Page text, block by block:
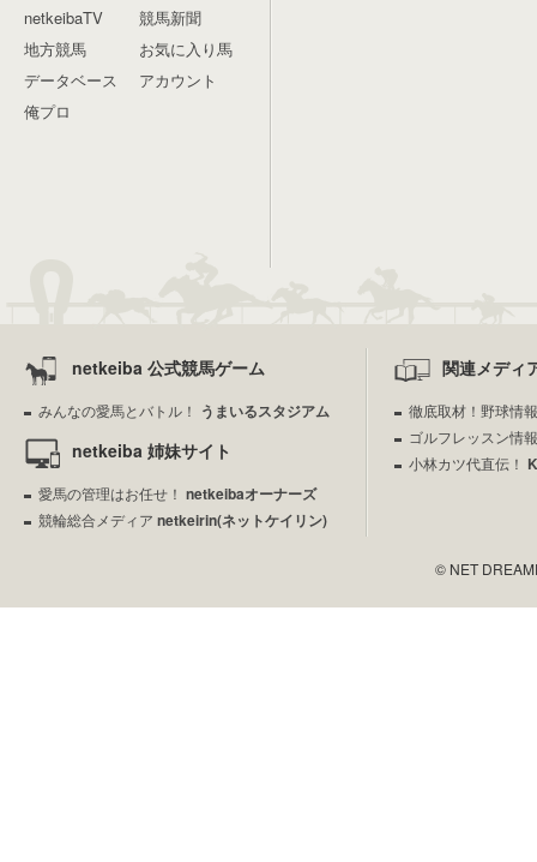
netkeibaTV
地方競馬
データベース
俺プロ
競馬新聞
お気に入り馬
アカウント
netkeiba 公式競馬ゲーム
みんなの愛馬とバトル！ うまいるスタジアム
netkeiba 姉妹サイト
愛馬の管理はお任せ！ netkeibaオーナーズ
競輪総合メディア netkeirin(ネットケイリン)
関連メディ
徹底取材！野球情
ゴルフレッスン情
小林カツ代直伝！
© NET